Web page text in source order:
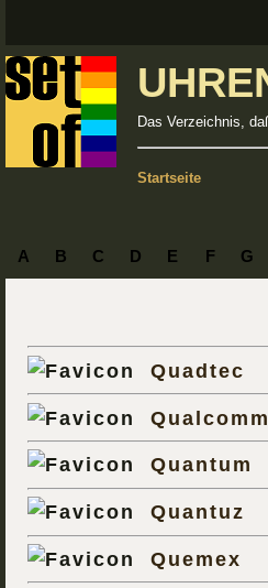
Das Verzeichnis,
Startseite
A B C D E F G
Quadtec
Qualcomm
Quantum
Quantuz
Quemex